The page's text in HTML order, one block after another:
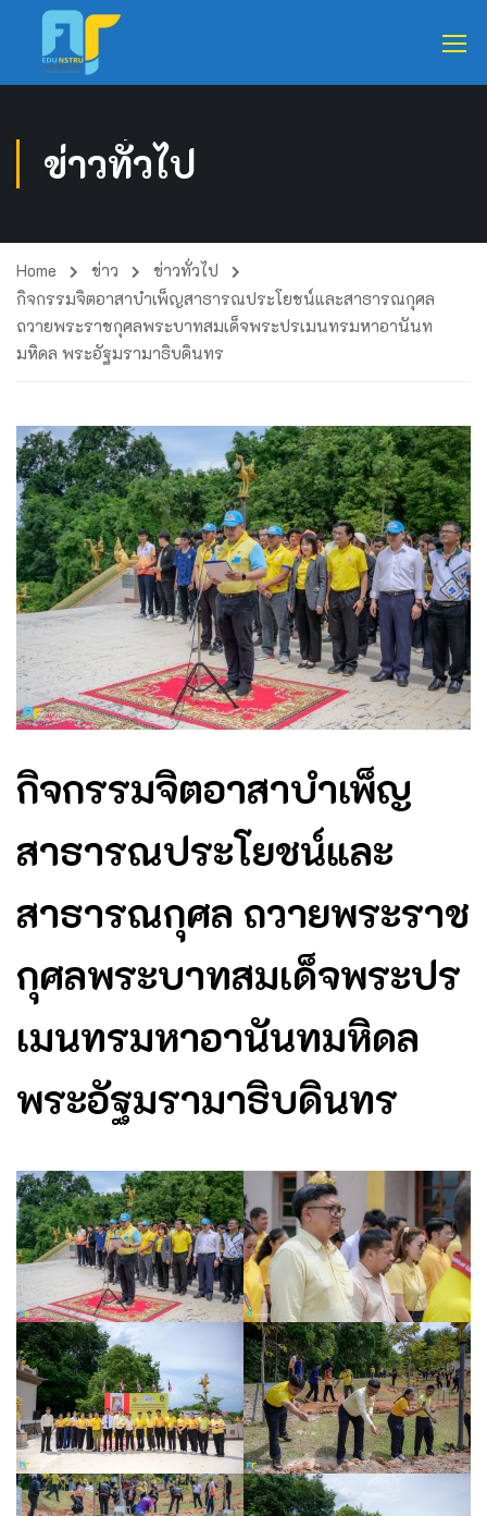
ข่าวทั่วไป
Home ข่าว
ข่าวทั่วไป
กิจกรรมจิตอาสาบำเพ็ญสาธารณประโยชน์และสาธารณกุศล
ถวายพระราชกุศลพระบาทสมเด็จพระปรเมนทรมหาอานันท
มหิดล พระอัฐมรามาธิบดินทร
กิจกรรมจิตอาสาบำเพ็ญ
สาธารณประโยชน์และ
สาธารณกุศล ถวายพระราช
กุศลพระบาทสมเด็จพระปร
เมนทรมหาอานันทมหิดล
พระอัฐมรามาธิบดินทร